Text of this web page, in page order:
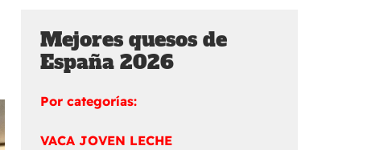
Mejores quesos de
España 2026
Por categorías:
VACA JOVEN LECHE